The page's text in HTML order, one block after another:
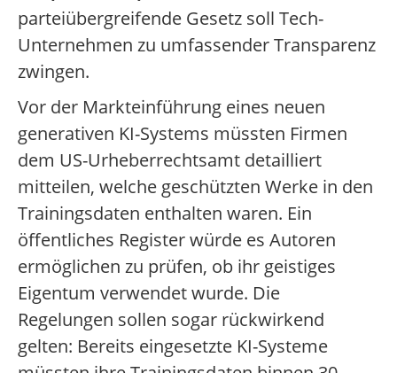
parteiübergreifende Gesetz soll Tech-
Unternehmen zu umfassender Transparenz
zwingen.
Vor der Markteinführung eines neuen
generativen KI-Systems müssten Firmen
dem US-Urheberrechtsamt detailliert
mitteilen, welche geschützten Werke in den
Trainingsdaten enthalten waren. Ein
öffentliches Register würde es Autoren
ermöglichen zu prüfen, ob ihr geistiges
Eigentum verwendet wurde. Die
Regelungen sollen sogar rückwirkend
gelten: Bereits eingesetzte KI-Systeme